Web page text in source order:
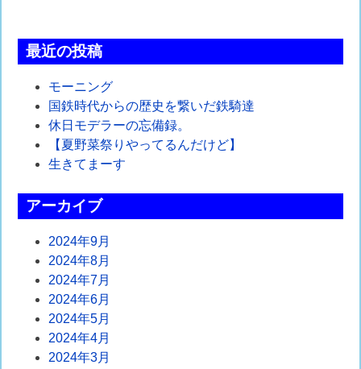
ナ
ビ
ゲ
ー
シ
ョ
ン
最近の投稿
モーニング
国鉄時代からの歴史を繋いだ鉄騎達
休日モデラーの忘備録。
【夏野菜祭りやってるんだけど】
生きてまーす
アーカイブ
2024年9月
2024年8月
2024年7月
2024年6月
2024年5月
2024年4月
2024年3月